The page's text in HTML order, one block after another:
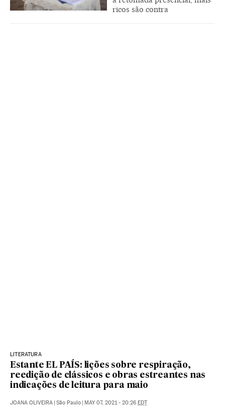
ricos são contra
LITERATURA
Estante EL PAÍS: lições sobre respiração,
reedição de clássicos e obras estreantes nas
indicações de leitura para maio
JOANA OLIVEIRA | São Paulo | MAY 07, 2021 - 20:26 EDT